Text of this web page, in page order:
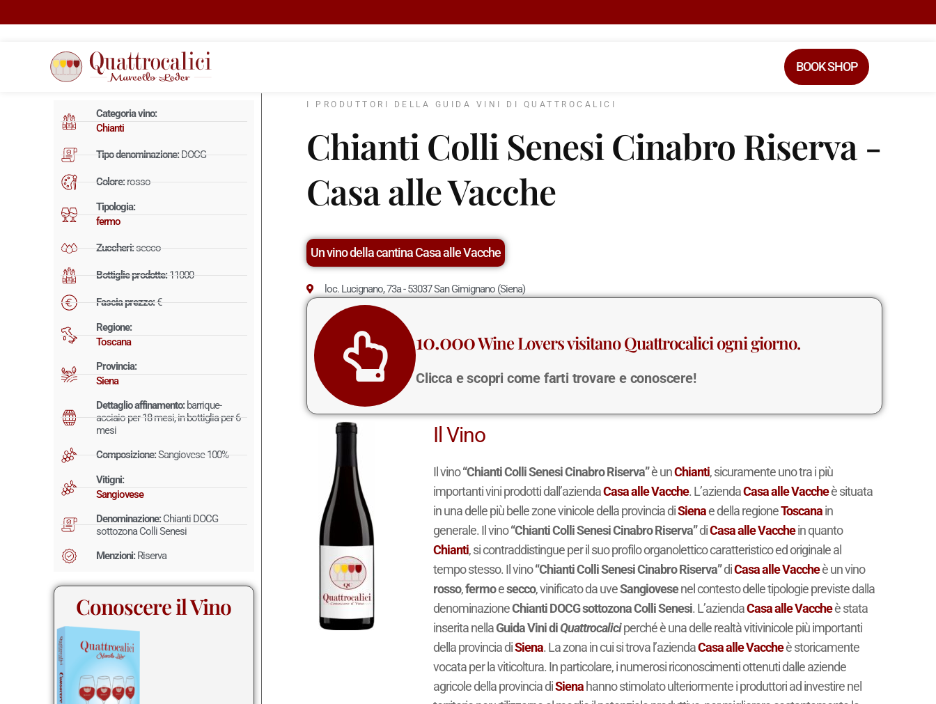
BOOK SHOP
Categoria vino:
Chianti
Tipo denominazione:DOCG
Colore:rosso
Tipologia:
fermo
Zuccheri:secco
Bottiglie prodotte:11000
Fascia prezzo:€
Regione:
Toscana
Provincia:
Siena
Dettaglio affinamento:barrique-
acciaio per 18 mesi, in bottiglia per 6
mesi
Composizione:Sangiovese 100%
Vitigni:
Sangiovese
Denominazione:Chianti DOCG
sottozona Colli Senesi
Menzioni:Riserva
Conoscere il Vino
I PRODUTTORI DELLA GUIDA VINI DI QUATTROCALICI
Chianti Colli Senesi Cinabro Riserva -
Casa alle Vacche
Un vino della cantina Casa alle Vacche
loc. Lucignano, 73a - 53037 San Gimignano (Siena)
10.000Wine Lovers visitano Quattrocalici ogni giorno.
Clicca e scopri come farti trovare e conoscere!
Il Vino
Il vino“Chianti Colli Senesi Cinabro Riserva”è unChianti, sicuramente uno tra i più
importanti vini prodotti dall’aziendaCasa alle Vacche. L’aziendaCasa alle Vaccheè situata
in una delle più belle zone vinicole della provincia diSienae della regioneToscanain
generale. Il vino“Chianti Colli Senesi Cinabro Riserva”diCasa alle Vacchein quanto
Chianti, si contraddistingue per il suo profilo organolettico caratteristico ed originale al
tempo stesso. Il vino“Chianti Colli Senesi Cinabro Riserva”diCasa alle Vaccheè un vino
rosso,fermoesecco, vinificato da uveSangiovesenel contesto delle tipologie previste dalla
denominazioneChianti DOCG sottozona Colli Senesi. L’aziendaCasa alle Vaccheè stata
inserita nellaGuida Vini diQuattrocaliciperché è una delle realtà vitivinicole più importanti
della provincia diSiena. La zona in cui si trova l’aziendaCasa alle Vaccheè storicamente
vocata per la viticoltura. In particolare, i numerosi riconoscimenti ottenuti dalle aziende
agricole della provincia diSienahanno stimolato ulteriormente i produttori ad investire nel